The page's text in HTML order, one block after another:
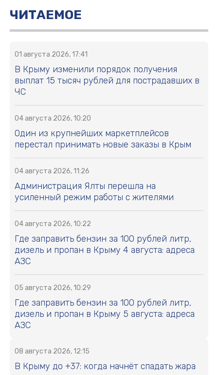
ЧИТАЕМОЕ
01 августа 2026, 17:41
В Крыму изменили порядок получения
выплат 15 тысяч рублей для пострадавших в
ЧС
04 августа 2026, 10:20
Один из крупнейших маркетплейсов
перестал принимать новые заказы в Крым
04 августа 2026, 11:26
Администрация Ялты перешла на
усиленный режим работы с жителями
04 августа 2026, 10:22
Где заправить бензин за 100 рублей литр,
дизель и пропан в Крыму 4 августа: адреса
АЗС
05 августа 2026, 10:29
Где заправить бензин за 100 рублей литр,
дизель и пропан в Крыму 5 августа: адреса
АЗС
08 августа 2026, 12:15
В Крыму до +37: когда начнёт спадать жара